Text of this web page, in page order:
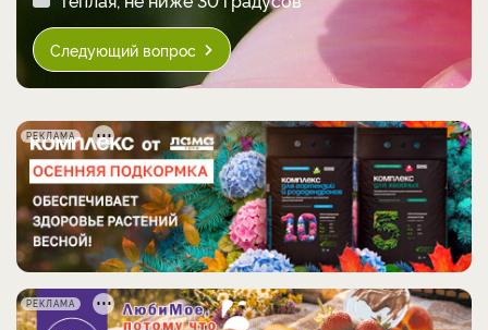
Следующий вопрос
РЕКЛАМА
РЕКЛАМА